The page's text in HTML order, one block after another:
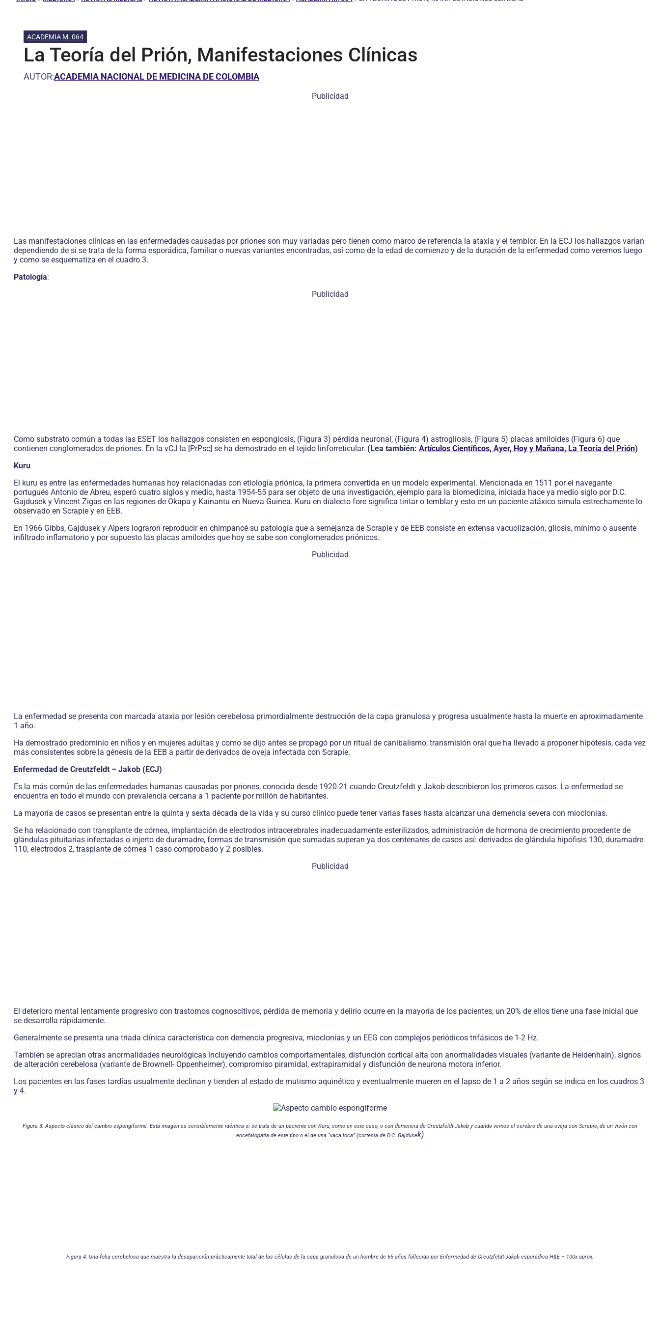
ACADEMIA M. 064
La Teoría del Prión, Manifestaciones Clínicas
AUTOR:ACADEMIA NACIONAL DE MEDICINA DE COLOMBIA
Publicidad
Las manifestaciones clínicas en las enfermedades causadas por priones son muy variadas pero tienen como marco de referencia la ataxia y el temblor. En la ECJ los hallazgos varían
dependiendo de si se trata de la forma esporádica, familiar o nuevas variantes encontradas, así como de la edad de comienzo y de la duración de la enfermedad como veremos luego
y como se esquematiza en el cuadro 3.
Patología:
Publicidad
Como substrato común a todas las ESET los hallazgos consisten en espongiosis, (Figura 3) pérdida neuronal, (Figura 4) astrogliosis, (Figura 5) placas amiloides (Figura 6) que
contienen conglomerados de priones. En la vCJ la [PrPsc] se ha demostrado en el tejido linforreticular. (Lea también: Artículos Científicos, Ayer, Hoy y Mañana, La Teoría del Prión)
Kuru
El kuru es entre las enfermedades humanas hoy relacionadas con etiología priónica, la primera convertida en un modelo experimental. Mencionada en 1511 por el navegante
portugués Antonio de Abreu, esperó cuatro siglos y medio, hasta 1954-55 para ser objeto de una investigación, ejemplo para la biomedicina, iniciada hace ya medio siglo por D.C.
Gajdusek y Vincent Zigas en las regiones de Okapa y Kainantu en Nueva Guinea. Kuru en dialecto fore significa tiritar o temblar y esto en un paciente atáxico simula estrechamente lo
observado en Scrapie y en EEB.
En 1966 Gibbs, Gajdusek y Alpers lograron reproducir en chimpancé su patología que a semejanza de Scrapie y de EEB consiste en extensa vacuolización, gliosis, mínimo o ausente
infiltrado inflamatorio y por supuesto las placas amiloides que hoy se sabe son conglomerados priónicos.
Publicidad
La enfermedad se presenta con marcada ataxia por lesión cerebelosa primordialmente destrucción de la capa granulosa y progresa usualmente hasta la muerte en aproximadamente
1 año.
Ha demostrado predominio en niños y en mujeres adultas y como se dijo antes se propagó por un ritual de canibalismo, transmisión oral que ha llevado a proponer hipótesis, cada vez
más consistentes sobre la génesis de la EEB a partir de derivados de oveja infectada con Scrapie.
Enfermedad de Creutzfeldt – Jakob (ECJ)
Es la más común de las enfermedades humanas causadas por priones, conocida desde 1920-21 cuando Creutzfeldt y Jakob describieron los primeros casos. La enfermedad se
encuentra en todo el mundo con prevalencia cercana a 1 paciente por millón de habitantes.
La mayoría de casos se presentan entre la quinta y sexta década de la vida y su curso clínico puede tener varias fases hasta alcanzar una demencia severa con mioclonias.
Se ha relacionado con transplante de córnea, implantación de electrodos intracerebrales inadecuadamente esterilizados, administración de hormona de crecimiento procedente de
glándulas pituitarias infectadas o injerto de duramadre, formas de transmisión que sumadas superan ya dos centenares de casos así: derivados de glándula hipófisis 130, duramadre
110, electrodos 2, trasplante de córnea 1 caso comprobado y 2 posibles.
Publicidad
El deterioro mental lentamente progresivo con trastornos cognoscitivos, pérdida de memoria y delirio ocurre en la mayoría de los pacientes; un 20% de ellos tiene una fase inicial que
se desarrolla rápidamente.
Generalmente se presenta una triada clínica característica con demencia progresiva, mioclonías y un EEG con complejos periódicos trifásicos de 1-2 Hz.
También se aprecian otras anormalidades neurológicas incluyendo cambios comportamentales, disfunción cortical alta con anormalidades visuales (variante de Heidenhain), signos
de alteración cerebelosa (variante de Brownell- Oppenheimer), compromiso piramidal, extrapiramidal y disfunción de neurona motora inferior.
Los pacientes en las fases tardías usualmente declinan y tienden al estado de mutismo aquinético y eventualmente mueren en el lapso de 1 a 2 años según se indica en los cuadros 3
y 4.
Figura 3. Aspecto clásico del cambio espongiforme. Esta imagen es sensiblemente idéntica si se trata de un paciente con Kuru, como en este caso, o con demencia de Creutzfeldt-Jakob y cuando vemos el cerebro de una oveja con Scrapie, de un visón con
encefalopatía de este tipo o el de una “vaca loca” (cortesía de D.C. Gajdusek)
Figura 4. Una folia cerebelosa que muestra la desaparición prácticamente total de las células de la capa granulosa de un hombre de 65 años fallecido por Enfermedad de Creutzfeldt-Jakob esporádica H&E – 100x aprox.